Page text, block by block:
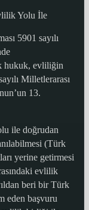
Yolu İle
5901 sayılı
hukuk, evliliğin
Milletlerarası
13.
ile doğrudan
(Türk
yerine getirmesi
evlilik
beri bir Türk
eden başvuru